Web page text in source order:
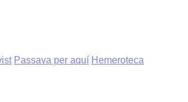
Passava per aquí Hemeroteca